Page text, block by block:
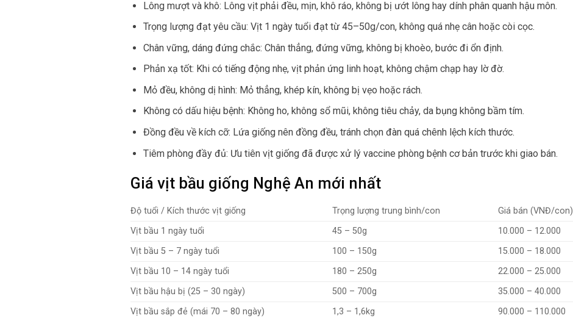
Lông mượt và khô: Lông vịt phải đều, mịn, khô ráo, không bị ướt lông hay dính phân quanh hậu môn.
Trọng lượng đạt yêu cầu: Vịt 1 ngày tuổi đạt từ 45–50g/con, không quá nhẹ cân hoặc còi cọc.
Chân vững, dáng đứng chắc: Chân thẳng, đứng vững, không bị khoèo, bước đi ổn định.
Phản xạ tốt: Khi có tiếng động nhẹ, vịt phản ứng linh hoạt, không chậm chạp hay lờ đờ.
Mỏ đều, không dị hình: Mỏ thẳng, khép kín, không bị vẹo hoặc rách.
Không có dấu hiệu bệnh: Không ho, không sổ mũi, không tiêu chảy, da bụng không bầm tím.
Đồng đều về kích cỡ: Lứa giống nên đồng đều, tránh chọn đàn quá chênh lệch kích thước.
Tiêm phòng đầy đủ: Ưu tiên vịt giống đã được xử lý vaccine phòng bệnh cơ bản trước khi giao bán.
Giá vịt bầu giống Nghệ An mới nhất
Độ tuổi / Kích thước vịt giống Trọng lượng trung bình/con
Giá bán (VNĐ/con)
Vịt bầu 1 ngày tuổi
45 – 50g
10.000 – 12.000
Vịt bầu 5 – 7 ngày tuổi
100 – 150g
15.000 – 18.000
Vịt bầu 10 – 14 ngày tuổi
180 – 250g
22.000 – 25.000
Vịt bầu hậu bị (25 – 30 ngày)
500 – 700g
35.000 – 40.000
Vịt bầu sắp đẻ (mái 70 – 80 ngày)
1,3 – 1,6kg 90.000 – 110.000